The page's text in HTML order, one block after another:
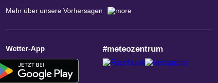
Mehr über unsere Vorhersagen
Wetter-App #meteozentrum